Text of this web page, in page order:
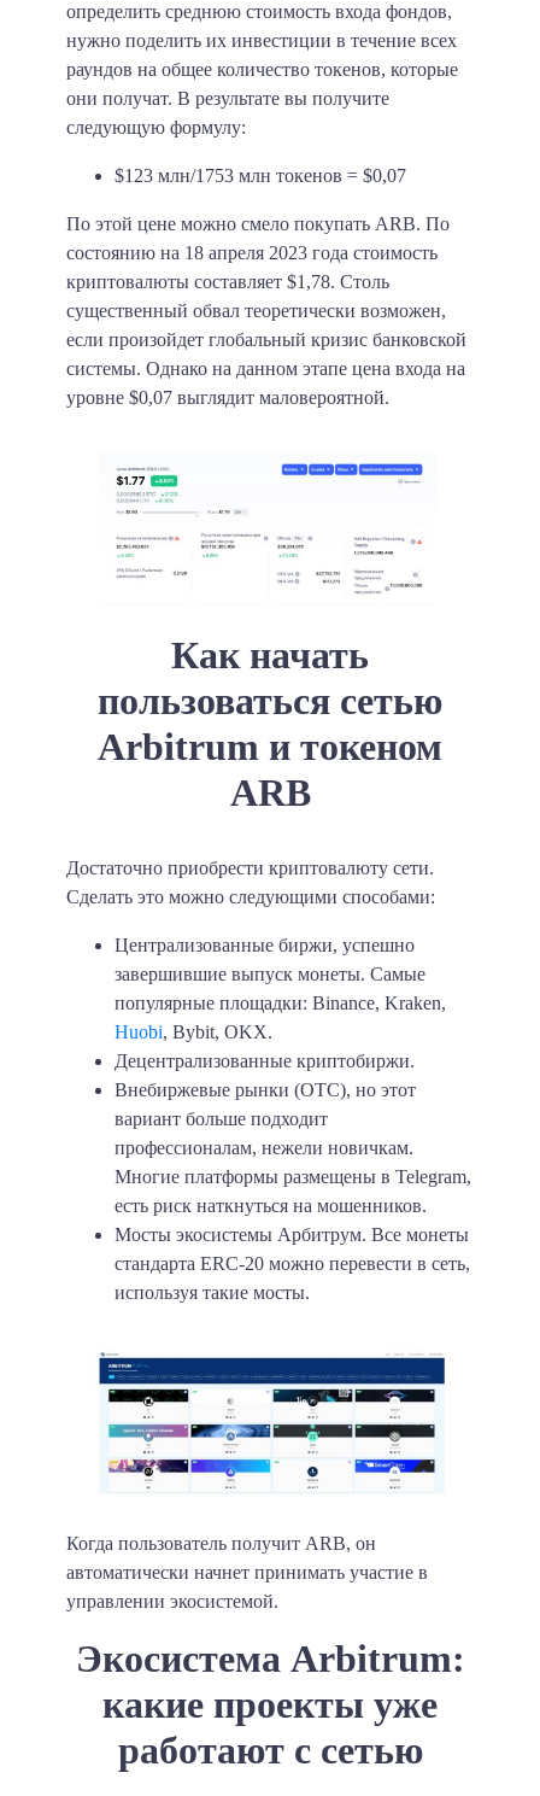
определить среднюю стоимость входа фондов,
нужно поделить их инвестиции в течение всех
раундов на общее количество токенов, которые
они получат. В результате вы получите
следующую формулу:
$123 млн/1753 млн токенов = $0,07
По этой цене можно смело покупать ARB. По
состоянию на 18 апреля 2023 года стоимость
криптовалюты составляет $1,78. Столь
существенный обвал теоретически возможен,
если произойдет глобальный кризис банковской
системы. Однако на данном этапе цена входа на
уровне $0,07 выглядит маловероятной.
Как начать
пользоваться сетью
Arbitrum и токеном
ARB
Достаточно приобрести криптовалюту сети.
Сделать это можно следующими способами:
Централизованные биржи, успешно
завершившие выпуск монеты. Самые
популярные площадки: Binance, Kraken,
Huobi, Bybit, OKX.
Децентрализованные криптобиржи.
Внебиржевые рынки (ОТС), но этот
вариант больше подходит
профессионалам, нежели новичкам.
Многие платформы размещены в Telegram,
есть риск наткнуться на мошенников.
Мосты экосистемы Арбитрум. Все монеты
стандарта ERC-20 можно перевести в сеть,
используя такие мосты.
Когда пользователь получит ARB, он
автоматически начнет принимать участие в
управлении экосистемой.
Экосистема Arbitrum:
какие проекты уже
работают с сетью